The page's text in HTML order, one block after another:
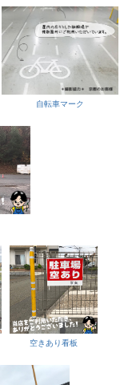
自転車マーク
空きあり看板